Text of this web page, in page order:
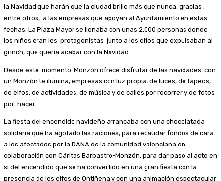
la Navidad que harán que la ciudad brille más que nunca, gracias ,
entre otros, a las empresas que apoyan al Ayuntamiento en estas
fechas. La Plaza Mayor se llenaba con unas 2.000 personas donde
los niños eran los protagonistas junto a los elfos que expulsaban al
grinch, que quería acabar con la Navidad.
Desde este momento Monzón ofrece disfrutar de las navidades con
un Monzón te ilumina, empresas con luz propia, de luces, de tapeos,
de elfos, de actividades, de música y de calles por recorrer y de fotos
por hacer.
La fiesta del encendido navideño arrancaba con una chocolatada
solidaria que ha agotado las raciones, para recaudar fondos de cara
a los afectados por la DANA de la comunidad valenciana en
colaboración con Cáritas Barbastro-Monzón, para dar paso al acto en
sí del encendido que se ha convertido en una gran fiesta con la
presencia de los elfos de Ontiñena y con una animación espectacular